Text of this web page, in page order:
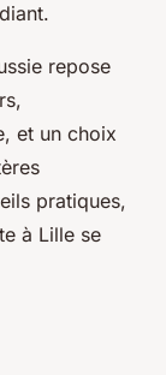
repose
et un choix
pratiques,
à Lille se